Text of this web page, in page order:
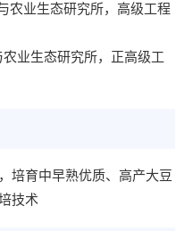
农业生态研究所，高级工程
业生态研究所，正高级工
培育中早熟优质、高产大豆
技术